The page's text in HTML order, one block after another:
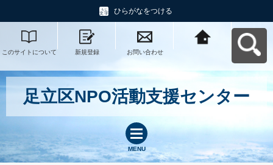
ひらがなをつける
このサイトについて 新規登録 お問い合わせ
足立区NPO活動支援センター
MENU